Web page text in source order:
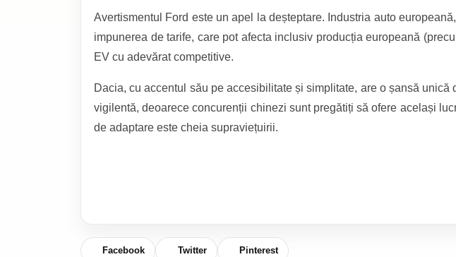
Avertismentul Ford este un apel la deșteptare. Industria auto
impunerea de tarife, care pot afecta inclusiv producția europeană
EV cu adevărat competitive.
Dacia, cu accentul său pe accesibilitate și simplitate, are o șansă
vigilentă, deoarece concurenții chinezi sunt pregătiți să ofere același
de adaptare este cheia supraviețuirii.
Facebook Twitter Pinterest